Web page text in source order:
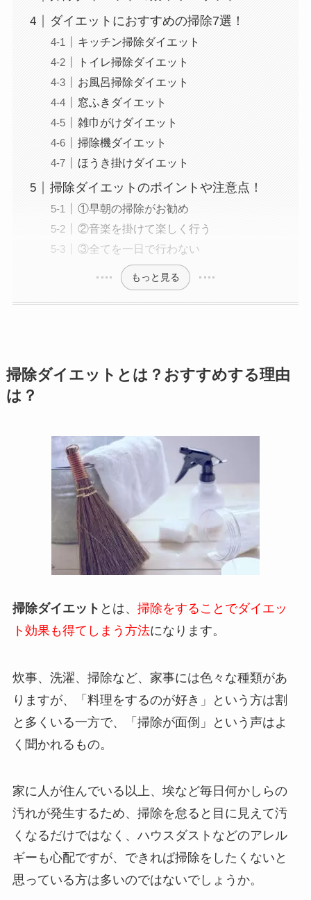
ダイエットにおすすめの掃除7選！
キッチン掃除ダイエット
トイレ掃除ダイエット
お風呂掃除ダイエット
窓ふきダイエット
雑巾がけダイエット
掃除機ダイエット
ほうき掛けダイエット
掃除ダイエットのポイントや注意点！
①早朝の掃除がお勧め
②音楽を掛けて楽しく行う
③全てを一日で行わない
もっと見る
掃除ダイエットとは？おすすめする理由
は？
掃除ダイエット とは、 掃除をすることでダイエッ
ト効果も得てしまう方法になります。
炊事、洗濯、掃除など、家事には色々な種類があ
りますが、「料理をするのが好き」という方は割
と多くいる一方で、「掃除が面倒」という声はよ
く聞かれるもの。
家に人が住んでいる以上、埃など毎日何かしらの
汚れが発生するため、掃除を怠ると目に見えて汚
くなるだけではなく、ハウスダストなどのアレル
ギーも心配ですが、できれば掃除をしたくないと
思っている方は多いのではないでしょうか。